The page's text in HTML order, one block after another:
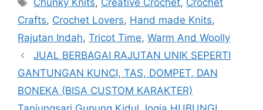
Chunky Knits, Creative Crochet, Crochet
Crafts, Crochet Lovers, Hand made Knits,
Rajutan Indah, Tricot Time, Warm And Woolly
JUAL BERBAGAI RAJUTAN UNIK SEPERTI
GANTUNGAN KUNCI, TAS, DOMPET, DAN
BONEKA (BISA CUSTOM KARAKTER)